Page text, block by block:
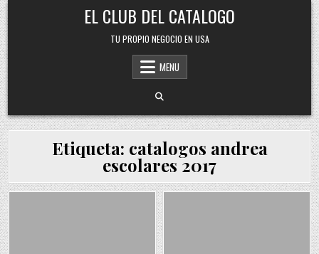
Skip
to
content
EL CLUB DEL CATALOGO
TU PROPIO NEGOCIO EN USA
MENU
Etiqueta: catalogos andrea
escolares 2017